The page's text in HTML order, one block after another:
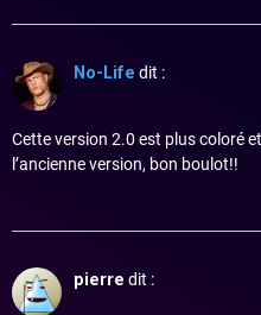
No-Life dit :
Cette version 2.0 est plus coloré
l’ancienne version, bon boulot!!
pierre dit :